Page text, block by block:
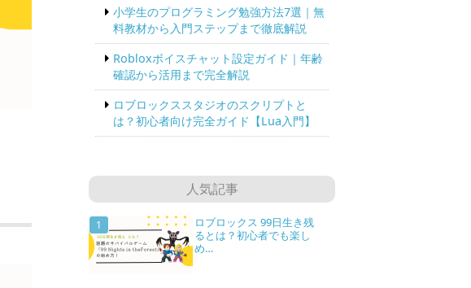
小学生のプログラミング勉強方法7選｜無
料教材から入門ステップまで徹底解説
Robloxボイスチャット設定ガイド｜年齢
確認から活用まで完全解説
ロブロックススタジオのスクリプトと
は？初心者向け完全ガイド【Lua入門】
人気記事
ロブロックス 99日生き残
るとは？初心者でも楽し
め…